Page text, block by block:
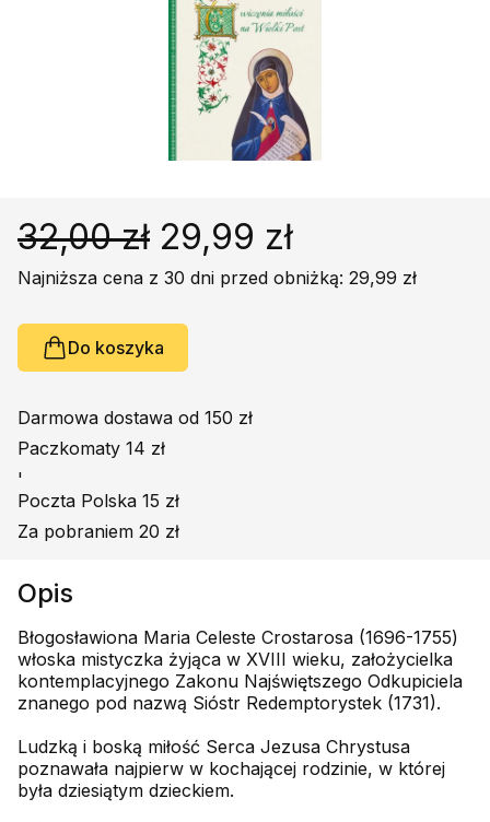
Książki obcojęzyczne
Poradniki, leksykony...
Podręczniki szkolne
Promocja
32,00 zł 29,99 zł
Najniższa cena z 30 dni przed obniżką: 29,99 zł
Do koszyka
Darmowa dostawa od 150 zł
Paczkomaty 14 zł
'
Poczta Polska 15 zł
Za pobraniem 20 zł
Opis
Błogosławiona Maria Celeste Crostarosa (1696-1755)
włoska mistyczka żyjąca w XVIII wieku, założycielka
kontemplacyjnego Zakonu Najświętszego Odkupiciela
znanego pod nazwą Sióstr Redemptorystek (1731).
Ludzką i boską miłość Serca Jezusa Chrystusa
poznawała najpierw w kochającej rodzinie, w której
była dziesiątym dzieckiem.